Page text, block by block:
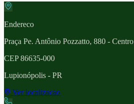
Endereco
Praça Pe. Antônio Pozzatto, 880 - Centro
CEP86635-000
Lupionópolis - PR
Ver localizacao